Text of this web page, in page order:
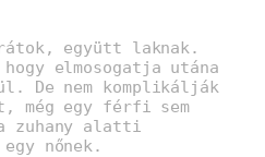
együtt laknak.
elmosogatja utána
De nem komplikálják
még egy férfi sem
zuhany alatti
nőnek.